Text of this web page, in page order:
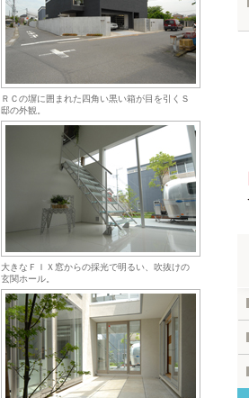
ＲＣの塀に囲まれた四角い黒い箱が目を引くＳ
邸の外観。
大きなＦＩＸ窓からの採光で明るい、吹抜けの
玄関ホール。